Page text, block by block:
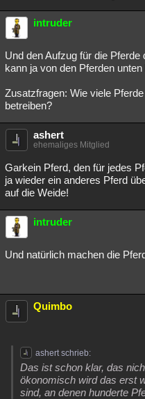
intruder
Und den Aufzug für die
kann ja von den Pferden
Zusatzfragen: Wie viele
betreiben?
ashert
ehemaliges Mitglied
Garkein Pferd, den für jedes
ja wieder ein anderes Pferd
auf die Weide!
intruder
Und natürlich machen die
Quimbo
ashert schrieb:
Das ist schon klar, das
ökonomisch wird das erst
sind, an denen hunderte